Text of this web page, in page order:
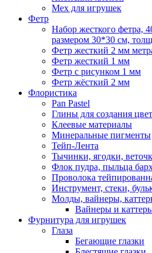
Мех для игрушек
Фетр
Набор жесткого фетра,
размером 30*30 см,
Фетр жесткий 2 мм
Фетр жесткий 1 мм
Фетр с рисунком 1 мм
Фетр жёсткий 2 мм
Флористика
Pan Pastel
Глины для создания
Клеевые материалы
Минеральные пигменты
Тейп-Лента
Тычинки, ягодки,
Флок пудра, пыльца
Проволока
Инструмент, стеки,
Молды, вайнеры,
Вайнеры и
Фурнитура для игрушек
Глаза
Бегающие глазки